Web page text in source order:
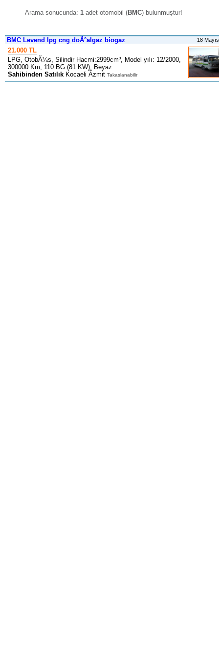
Arama sonucunda: 1 adet otomobil (BMC) bulunmuştur!
BMC Levend lpg cng doÃ°algaz biogaz 18
21.000 TL
LPG, OtobÃ¼s, Silindir Hacmi:2999cm³, Model yılı: 12/2000,
300000 Km, 110 BG (81 KW), Beyaz
Sahibinden Satılık Kocaeli Ãzmit Takaslanabilir